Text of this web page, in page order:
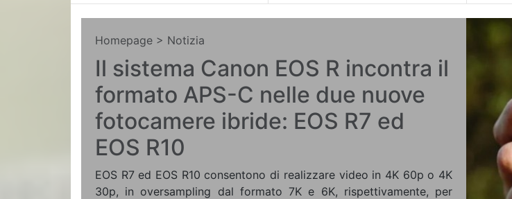
Homepage > Notizia
Il sistema Canon EOS R incontra il
formato APS-C nelle due nuove
fotocamere ibride: EOS R7 ed
EOS R10
EOS R7 ed EOS R10 consentono di realizzare video in 4K 60p o 4K
30p, in oversampling dal formato 7K e 6K, rispettivamente, per